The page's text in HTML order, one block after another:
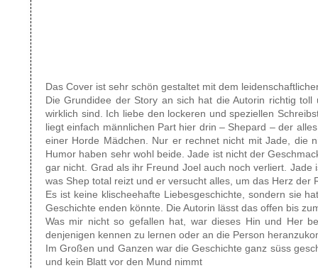
Das Cover ist sehr schön gestaltet mit dem
Die Grundidee der Story an sich hat die Autorin richtig
wirklich sind. Ich liebe den lockeren und speziellen
liegt einfach männlichen Part hier drin – Shepard – der
einer Horde Mädchen. Nur er rechnet nicht mit Jade, die
Humor haben sehr wohl beide. Jade ist nicht der
gar nicht. Grad als ihr Freund Joel auch noch verliert.
was Shep total reizt und er versucht alles, um das Herz
Es ist keine klischeehafte Liebesgeschichte, sondern sie
Geschichte enden könnte. Die Autorin lässt das offen bis
Was mir nicht so gefallen hat, war dieses Hin und Her
denjenigen kennen zu lernen oder an die Person
Im Großen und Ganzen war die Geschichte ganz süss
und kein Blatt vor den Mund nimmt